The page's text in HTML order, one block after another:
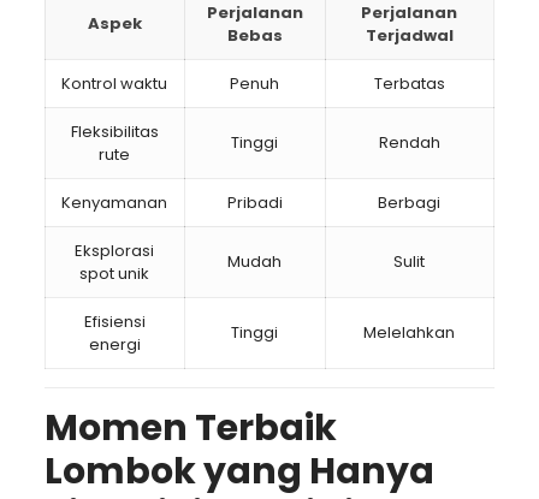
Aspek
Perjalanan
Bebas
Perjalanan
Terjadwal
Kontrol waktu Penuh Terbatas
Fleksibilitas
rute
Tinggi Rendah
Kenyamanan Pribadi Berbagi
Eksplorasi
spot unik
Mudah Sulit
Efisiensi
energi
Tinggi Melelahkan
Momen Terbaik
Lombok yang Hanya